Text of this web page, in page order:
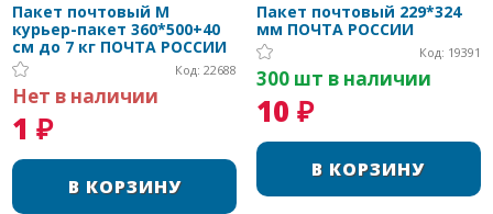
Пакет почтовый M
курьер-пакет 360*500+40
см до 7 кг ПОЧТА РОССИИ
Код: 22688
Нет в наличии
1 ₽
Пакет почтовый 229*324
мм ПОЧТА РОССИИ
Код: 19391
300 шт в наличии
10 ₽